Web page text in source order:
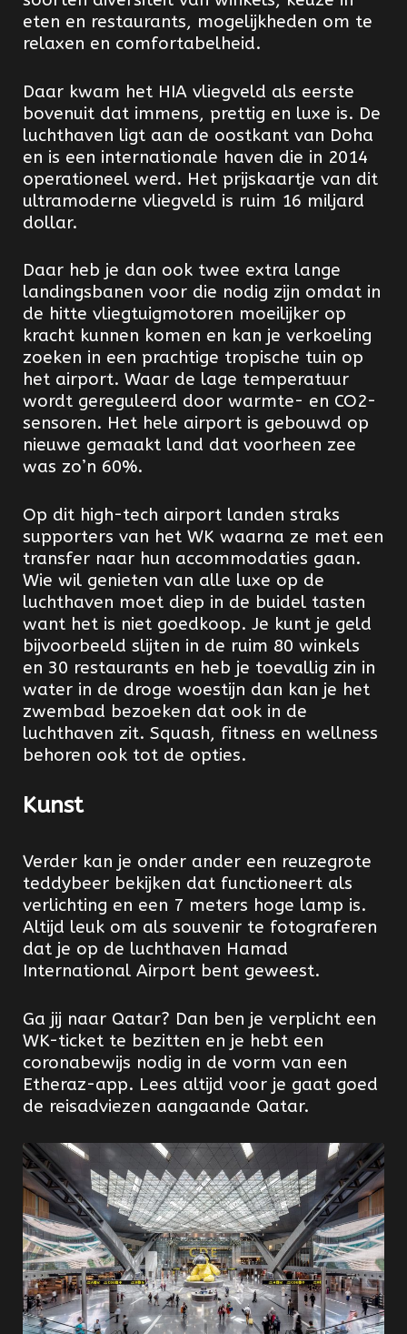
eten en restaurants, mogelijkheden om te
relaxen en comfortabelheid.
Daar kwam het HIA vliegveld als eerste
bovenuit dat immens, prettig en luxe is. De
luchthaven ligt aan de oostkant van Doha
en is een internationale haven die in 2014
operationeel werd. Het prijskaartje van dit
ultramoderne vliegveld is ruim 16 miljard
dollar.
Daar heb je dan ook twee extra lange
landingsbanen voor die nodig zijn omdat in
de hitte vliegtuigmotoren moeilijker op
kracht kunnen komen en kan je verkoeling
zoeken in een prachtige tropische tuin op
het airport. Waar de lage temperatuur
wordt gereguleerd door warmte- en CO2-
sensoren. Het hele airport is gebouwd op
nieuwe gemaakt land dat voorheen zee
was zo’n 60%.
Op dit high-tech airport landen straks
supporters van het WK waarna ze met een
transfer naar hun accommodaties gaan.
Wie wil genieten van alle luxe op de
luchthaven moet diep in de buidel tasten
want het is niet goedkoop. Je kunt je geld
bijvoorbeeld slijten in de ruim 80 winkels
en 30 restaurants en heb je toevallig zin in
water in de droge woestijn dan kan je het
zwembad bezoeken dat ook in de
luchthaven zit. Squash, fitness en wellness
behoren ook tot de opties.
Kunst
Verder kan je onder ander een reuzegrote
teddybeer bekijken dat functioneert als
verlichting en een 7 meters hoge lamp is.
Altijd leuk om als souvenir te fotograferen
dat je op de luchthaven Hamad
International Airport bent geweest.
Ga jij naar Qatar? Dan ben je verplicht een
WK-ticket te bezitten en je hebt een
coronabewijs nodig in de vorm van een
Etheraz-app. Lees altijd voor je gaat goed
de reisadviezen aangaande Qatar.